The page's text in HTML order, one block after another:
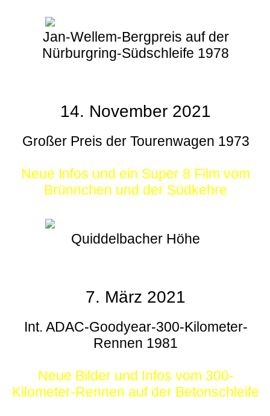
Jan-Wellem-Bergpreis auf der
Nürburgring-Südschleife 1978
14. November 2021
Großer Preis der Tourenwagen 1973
Neue Infos und ein Super 8 Film vom
Brünnchen und der Südkehre
Quiddelbacher Höhe
7. März 2021
Int. ADAC-Goodyear-300-Kilometer-
Rennen 1981
Neue Bilder und Infos vom 300-
Kilometer-Rennen auf der Betonschleife